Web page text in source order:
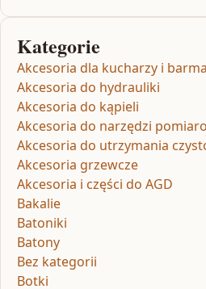
Kategorie
Akcesoria dla kucharzy i
Akcesoria do hydrauliki
Akcesoria do kąpieli
Akcesoria do narzędzi
Akcesoria do utrzymania
Akcesoria grzewcze
Akcesoria i części do AGD
Bakalie
Batoniki
Batony
Bez kategorii
Botki